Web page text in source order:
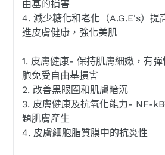
由基的損害
4. 減少糖化和老化（A.G.E's）提
進皮膚健康，強化美肌
1. 皮膚健康- 保持肌膚細嫩，有
胞免受自由基損害
2. 改善黑眼圈和肌膚暗沉
3. 皮膚健康及抗氧化能力- NF-
題肌膚產生
4. 皮膚細胞脂質膜中的抗炎性